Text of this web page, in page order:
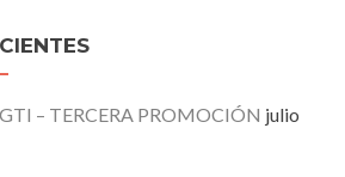
– TERCERA PROMOCIÓN julio